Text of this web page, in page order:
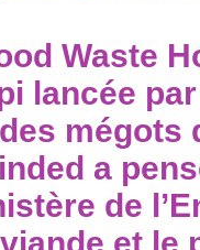
Waste
lancée
mégots
a
de